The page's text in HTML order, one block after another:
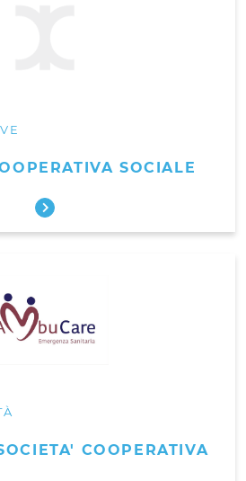
SOCIALE
COOPERATIVA